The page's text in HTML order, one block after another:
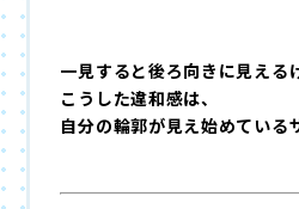
一見すると後ろ向きに見える
こうした違和感は、
自分の輪郭が見え始めている